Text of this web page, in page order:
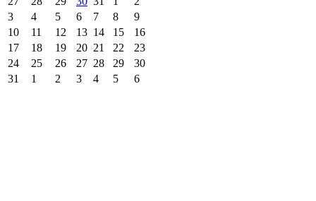
3
4 5 6 7 8
9
10
11 12 13 14 15
16
17
18 19 20 21 22
23
24
25 26 27 28 29
30
31
1 2 3 4 5 6